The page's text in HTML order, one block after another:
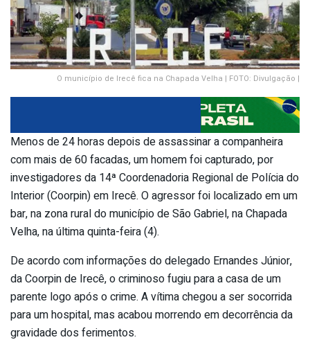
O município de Irecê fica na Chapada Velha | FOTO: Divulgação |
Menos de 24 horas depois de assassinar a companheira
com mais de 60 facadas, um homem foi capturado, por
investigadores da 14ª Coordenadoria Regional de Polícia do
Interior (Coorpin) em Irecê. O agressor foi localizado em um
bar, na zona rural do município de São Gabriel, na Chapada
Velha, na última quinta-feira (4).
De acordo com informações do delegado Ernandes Júnior,
da Coorpin de Irecê, o criminoso fugiu para a casa de um
parente logo após o crime. A vítima chegou a ser socorrida
para um hospital, mas acabou morrendo em decorrência da
gravidade dos ferimentos.